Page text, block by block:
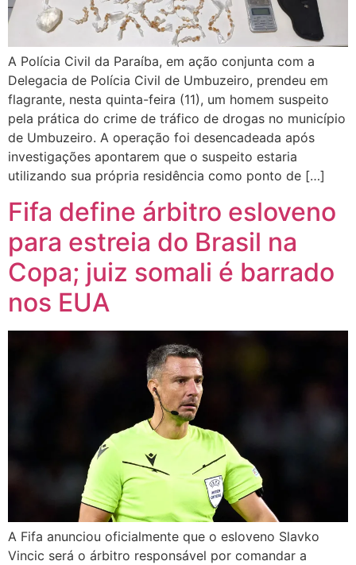
A Polícia Civil da Paraíba, em ação conjunta com a
Delegacia de Polícia Civil de Umbuzeiro, prendeu em
flagrante, nesta quinta-feira (11), um homem suspeito
pela prática do crime de tráfico de drogas no município
de Umbuzeiro. A operação foi desencadeada após
investigações apontarem que o suspeito estaria
utilizando sua própria residência como ponto de […]
Fifa define árbitro esloveno
para estreia do Brasil na
Copa; juiz somali é barrado
nos EUA
A Fifa anunciou oficialmente que o esloveno Slavko
Vincic será o árbitro responsável por comandar a